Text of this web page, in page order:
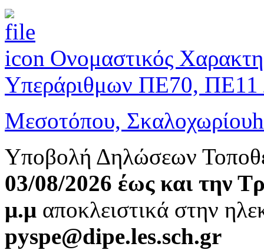
Ονομαστικός
Υπεράριθμων ΠΕ70,
Μεσοτόπου, Σκαλοχωρίου
Υποβολή Δηλώσεων
03/08/2026 έως και την
μ.μ αποκλειστικά στην
pyspe@dipe.les.sch.gr